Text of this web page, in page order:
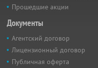
Прошедшие акции
Документы
Агентский договор
Лицензионный договор
Публичная оферта